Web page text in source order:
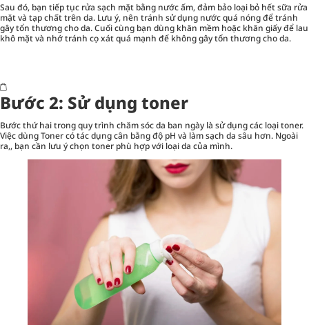
Sau đó, bạn tiếp tục rửa sạch mặt bằng nước ấm, đảm bảo loại bỏ hết sữa rửa
mặt và tạp chất trên da. Lưu ý, nên tránh sử dụng nước quá nóng để tránh
gây tổn thương cho da. Cuối cùng bạn dùng khăn mềm hoặc khăn giấy để lau
khô mặt và nhớ tránh cọ xát quá mạnh để không gây tổn thương cho da.
Bước 2: Sử dụng toner
Bước thứ hai trong quy trình chăm sóc da ban ngày là sử dụng các loạitoner.
Việc dùng Toner có tác dụng cân bằng độ pH và làm sạch da sâu hơn. Ngoài
ra,, bạn cần lưu ý chọn toner phù hợp với loại da của mình.